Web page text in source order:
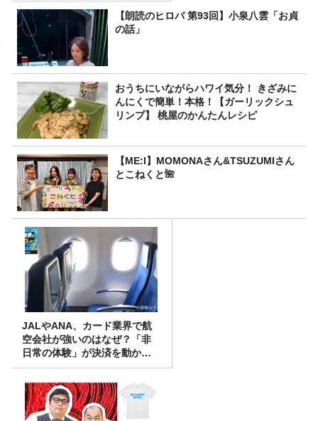
【朗読のヒロバ 第93回】小泉八雲「お貞
の話」
おうちにいながらハワイ気分！ きざみに
んにくで簡単！本格！【ガーリックシュ
リンプ】 桃屋のかんたんレシピ
【ME:I】MOMONAさん&TSUZUMIさん
とこねくと🌺
JALやANA、カード業界で航
空会社が強いのはなぜ？「非
日常の体験」が決済を動かす
理由